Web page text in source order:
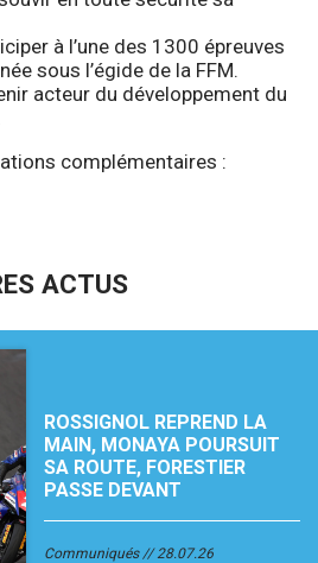
à l’une des 1300 épreuves
sous l’égide de la FFM.
acteur du développement du
complémentaires :
ACTUS
ROSSIGNOL REPREND LA
MAIN, MONAYA POURSUIT
SA ROUTE, FORESTIER
PASSE DEVANT
Communiqués 28.07.26